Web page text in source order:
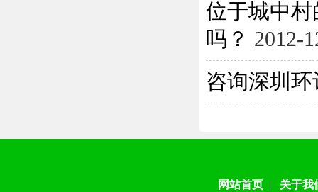
位于城中
吗？ 2012-
咨询深圳
网站首页 关于我